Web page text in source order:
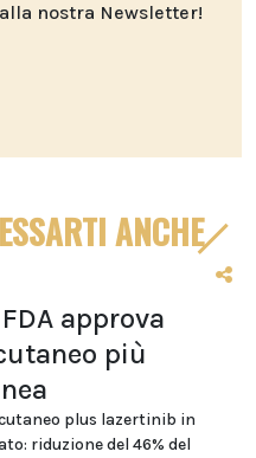
nostra Newsletter!
ANCHE
approva
più
plus lazertinib in
riduzione del 46% del